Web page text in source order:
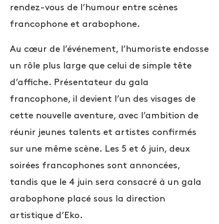
rendez-vous de l’humour entre scènes
francophone et arabophone.
Au cœur de l’événement, l’humoriste endosse
un rôle plus large que celui de simple tête
d’affiche. Présentateur du gala
francophone, il devient l’un des visages de
cette nouvelle aventure, avec l’ambition de
réunir jeunes talents et artistes confirmés
sur une même scène. Les 5 et 6 juin, deux
soirées francophones sont annoncées,
tandis que le 4 juin sera consacré à un gala
arabophone placé sous la direction
artistique d’Eko.